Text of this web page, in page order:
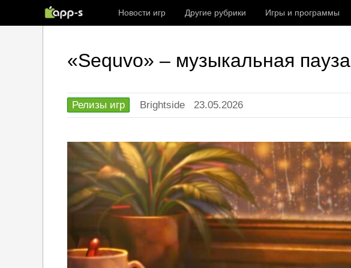
Новости игр Другие рубрики Игры и программы
«Sequvo» – музыкальная пауза
Релизы игр Brightside 23.05.2026